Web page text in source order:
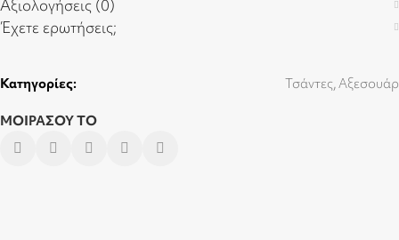
Αξιολογήσεις (0)
Έχετε ερωτήσεις;
Κατηγορίες: Τσάντες,Αξεσουάρ
ΜΟΙΡΑΣΟΥ ΤΟ